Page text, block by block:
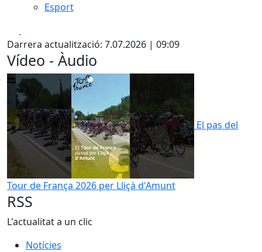
Esport
Darrera actualització: 7.07.2026 | 09:09
Vídeo - Àudio
El pas del
Tour de França 2026 per Lliçà d'Amunt
RSS
L'actualitat a un clic
Notícies